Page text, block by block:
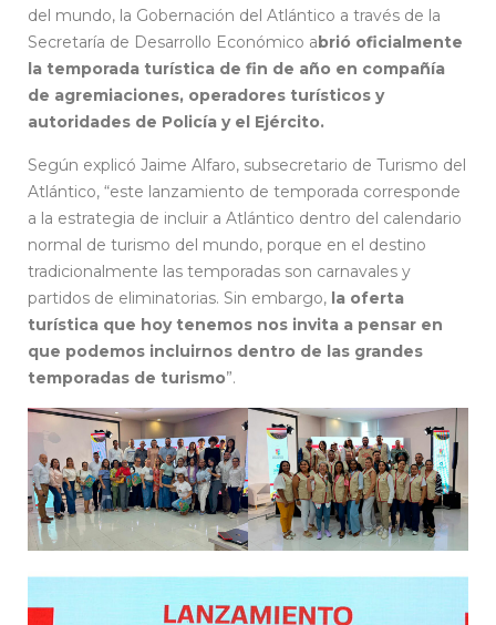
del mundo, la Gobernación del Atlántico a través de la
Secretaría de Desarrollo Económico abrió oficialmente
la temporada turística de fin de año en compañía
de agremiaciones, operadores turísticos y
autoridades de Policía y el Ejército.
Según explicó Jaime Alfaro, subsecretario de Turismo del
Atlántico, “este lanzamiento de temporada corresponde
a la estrategia de incluir a Atlántico dentro del calendario
normal de turismo del mundo, porque en el destino
tradicionalmente las temporadas son carnavales y
partidos de eliminatorias. Sin embargo, la oferta
turística que hoy tenemos nos invita a pensar en
que podemos incluirnos dentro de las grandes
temporadas de turismo”.